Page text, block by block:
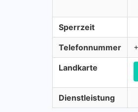
Sperrzeit
Telefonnummer
Landkarte
Dienstleistung